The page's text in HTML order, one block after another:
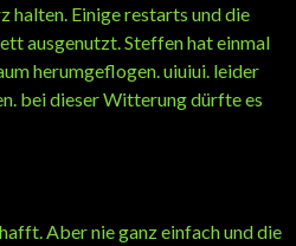
halten. Einige restarts und die
ausgenutzt. Steffen hat einmal
herumgeflogen. uiuiui. leider
bei dieser Witterung dürfte es
Aber nie ganz einfach und die